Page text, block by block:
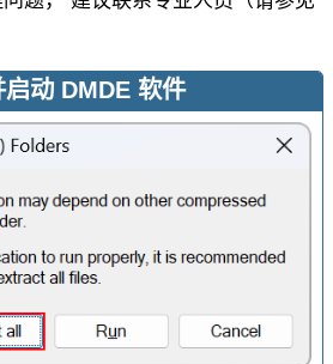
启动 DMDE 软件